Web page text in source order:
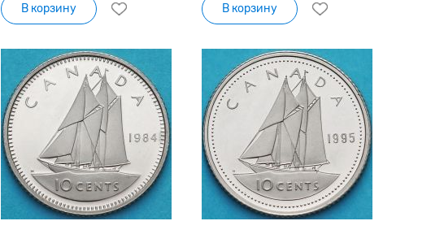
В корзину В корзину